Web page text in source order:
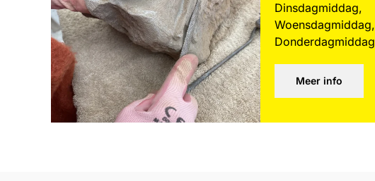
Dinsdagmiddag,
Woensdagmiddag,
Donderdagmiddag
Meer info